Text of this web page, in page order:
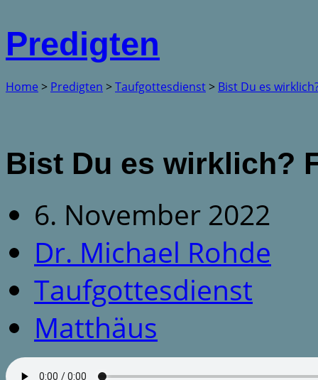
Predigten
Home > Predigten >Taufgottesdienst> Bist Du es
Bist Du es wirklich?
6. November 2022
Dr. Michael Rohde
Taufgottesdienst
Matthäus